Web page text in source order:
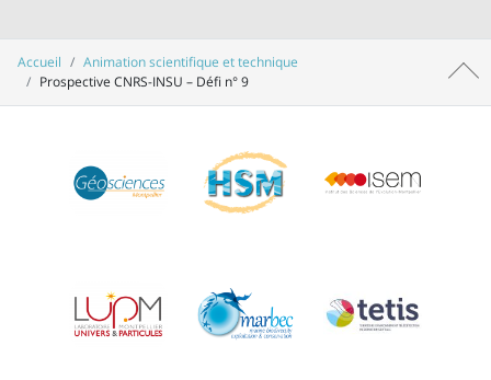
Accueil
Animation scientifique et technique
Prospective CNRS-INSU – Défi n° 9